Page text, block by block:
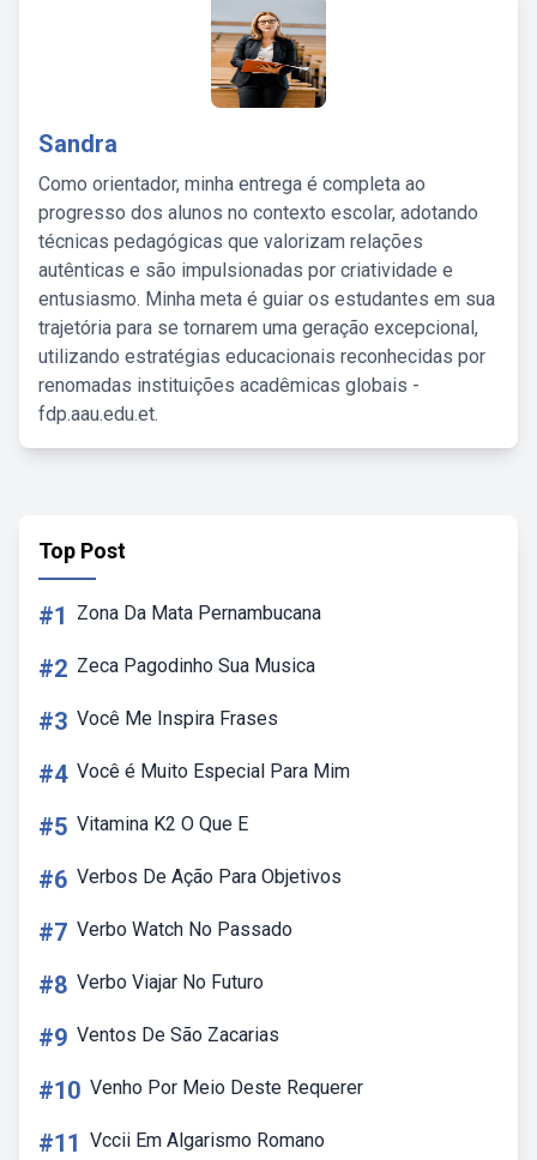
Sandra
Como orientador, minha entrega é completa ao
progresso dos alunos no contexto escolar, adotando
técnicas pedagógicas que valorizam relações
autênticas e são impulsionadas por criatividade e
entusiasmo. Minha meta é guiar os estudantes em sua
trajetória para se tornarem uma geração excepcional,
utilizando estratégias educacionais reconhecidas por
renomadas instituições acadêmicas globais -
fdp.aau.edu.et.
Top Post
#1 Zona Da Mata Pernambucana
#2 Zeca Pagodinho Sua Musica
#3 Você Me Inspira Frases
#4 Você é Muito Especial Para Mim
#5 Vitamina K2 O Que E
#6 Verbos De Ação Para Objetivos
#7 Verbo Watch No Passado
#8 Verbo Viajar No Futuro
#9 Ventos De São Zacarias
#10 Venho Por Meio Deste Requerer
#11 Vccii Em Algarismo Romano